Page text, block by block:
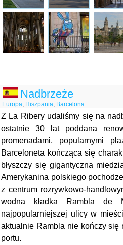
Nadbrzeże
Europa, Hiszpania, Barcelona
Z La Ribery udaliśmy się na
ostatnie 30 lat poddana
promenadami, popularnymi
Barceloneta kończąca się
błyszczy się gigantyczna
Amerykanina polskiego
z centrum rozrywkowo-
wodna kładka Rambla de
najpopularniejszej ulicy w
aktualnie Rambla nie kończy
portu.